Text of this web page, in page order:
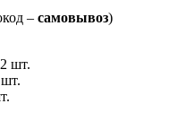
– самовывоз)
шт.